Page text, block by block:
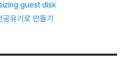
guest disk
유기로 만들기